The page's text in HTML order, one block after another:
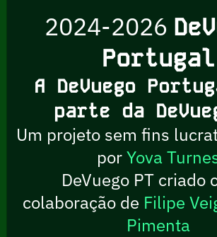
2024-2026
Portugal
A DeVuego
parte da
Um projeto sem fins
porYova
DeVuego PT criado
colaboração de Filipe
Pimenta